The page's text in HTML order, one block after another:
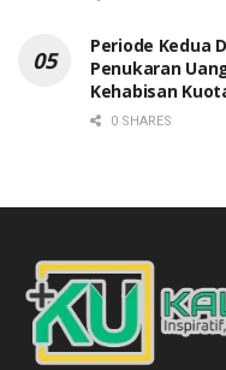
Periode Kedua
Penukaran
Kehabisan
0 SHARES